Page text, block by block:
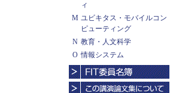
ィ
M ユビキタス・モバイルコン
ピューティング
N 教育・人文科学
O 情報システム